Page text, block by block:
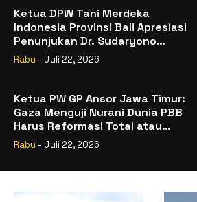
Ketua DPW Tani Merdeka
Indonesia Provinsi Bali Apresiasi
Penunjukan Dr. Sudaryono
sebagai Kepala Badan Gizi
Rabu - Juli 22, 2026
Ketua PW GP Ansor Jawa Timur:
Gaza Menguji Nurani Dunia PBB
Harus Reformasi Total atau
Kehilangan Legitimasi
Rabu - Juli 22, 2026